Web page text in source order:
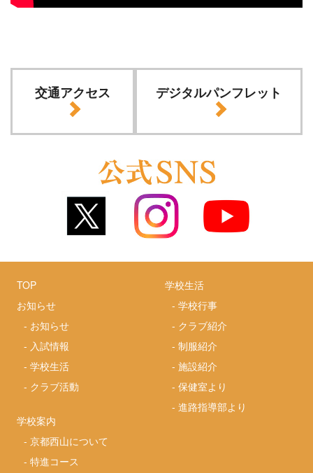
交通アクセス デジタルパンフレット
TOP
お知らせ
- お知らせ
- 入試情報
-学校生活
- クラブ活動
学校案内
-京都西山について
-特進コース
学校生活
-学校行事
- クラブ紹介
-制服紹介
-施設紹介
-保健室より
-進路指導部より